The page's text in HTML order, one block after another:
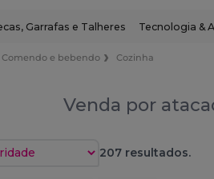
Garrafas e Talheres Tecnologia &
Comendo e bebendo Cozinha
Venda por
por 207 resultados.